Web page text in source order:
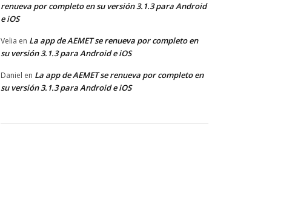
renueva por completo en su versión 3.1.3 para Android
e iOS
Velia en La app de AEMET se renueva por completo en
su versión 3.1.3 para Android e iOS
Daniel en La app de AEMET se renueva por completo en
su versión 3.1.3 para Android e iOS